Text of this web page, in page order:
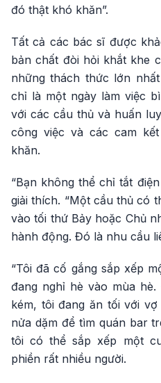
đó thật khó khăn”.
Tất cả các bác sĩ được
bản chất đòi hỏi khắt khe
những thách thức lớn
chỉ là một ngày làm việc
với các cầu thủ và huấn
công việc và các cam
khăn.
“Bạn không thể chỉ tắt
giải thích. “Một cầu thủ có
vào tối thứ Bảy hoặc Chủ
hành động. Đó là nhu cầu
“Tôi đã cố gắng sắp xếp
đang nghỉ hè vào mùa
kém, tôi đang ăn tối với
nửa dặm để tìm quán bar
tôi có thể sắp xếp một
phiền rất nhiều người.